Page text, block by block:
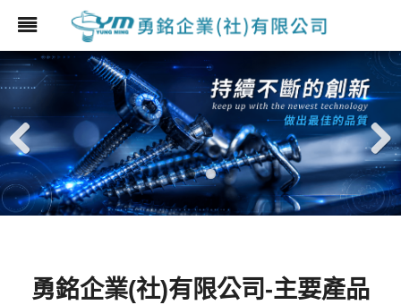
Previ
ous
Next
勇銘企業(社)有限公司-主要產品